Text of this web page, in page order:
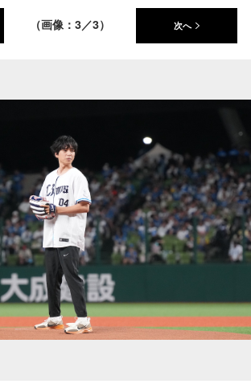
（画像：3／3） 次へ